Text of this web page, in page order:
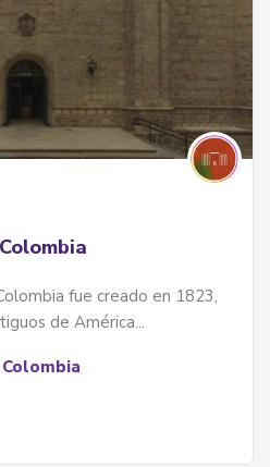
fue creado en 1823,
de América...